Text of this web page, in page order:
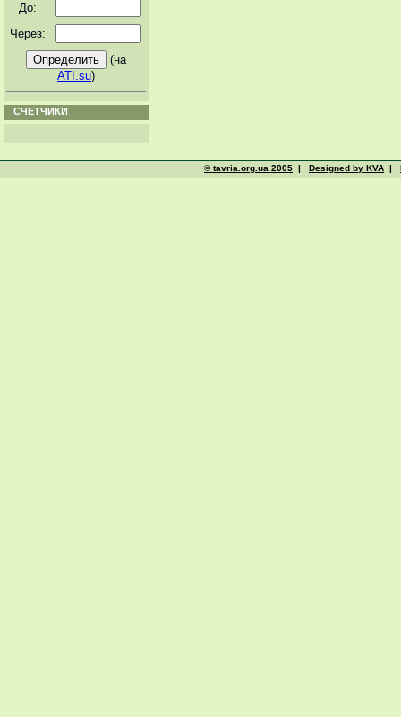
До:
Через:
(на
ATI.su)
СЧЕТЧИКИ
© tavria.org.ua 2005 | Designed by KVA |